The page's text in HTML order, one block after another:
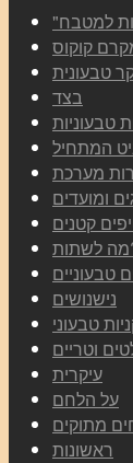
למטבח
קוקוס
טבעונית
בצד
טבעוניות
המתחיל
מערכת
קטנים
טבעוניים
נישנושים
טבעוני
וטריים
עיקרית
על הלחם
מתוקים
ראשונות